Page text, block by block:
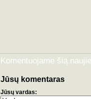
Komentuojame šią
Jūsų komentaras
Jūsų vardas: